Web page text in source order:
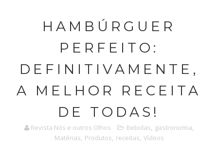
HAMBÚRGUER
PERFEITO:
DEFINITIVAMENTE,
A MELHOR RECEITA
DE TODAS!
Revista Nós e outros Olhos Bebidas, gastronomia,
Matérias, Produtos, receitas, Vídeos